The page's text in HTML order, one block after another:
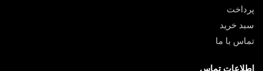
پرداخت
سبد خرید
تماس با ما
اطلاعات تماس